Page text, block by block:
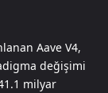
Aave V4,
değişimi
milyar